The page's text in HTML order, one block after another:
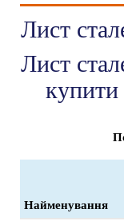
Лист
Лист
купити
Найменування